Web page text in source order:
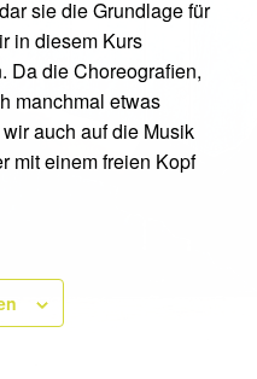
sie die Grundlage für
in diesem Kurs
Da die Choreografien,
manchmal etwas
auch auf die Musik
mit einem freien Kopf